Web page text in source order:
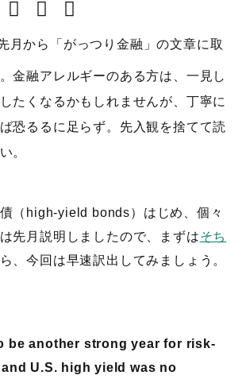
月から「がっつり金融」の文章に取
金融アレルギーのある方は、一見し
たくなるかもしれませんが、丁寧に
恐るるに足らず。先入観を捨てて読
。
（high-yield bonds）はじめ、個々
先月説明しましたので、まずはそち
、今回は早速訳出してみましょう。
be another strong year for risk-
U.S. high yield was no